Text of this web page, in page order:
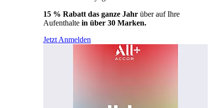
15 % Rabatt das ganze Jahr über auf Ihre
Aufenthalte in über 30 Marken.
Jetzt Anmelden